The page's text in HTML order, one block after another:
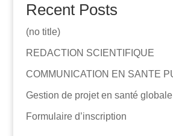
Recent Posts
(no title)
REDACTION SCIENTIFIQUE
COMMUNICATION EN SANTE
Gestion de projet en santé globale
Formulaire d’inscription